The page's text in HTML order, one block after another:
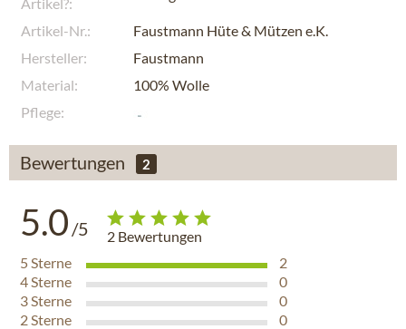
Artikel-Nr.:
Faustmann Hüte & Mützen e.K.
Hersteller:
Faustmann
Material:
100% Wolle
Pflege:
Bewertungen 2
5.0 /5 2 Bewertungen
5Sterne
2
4Sterne
0
3Sterne
0
2Sterne
0